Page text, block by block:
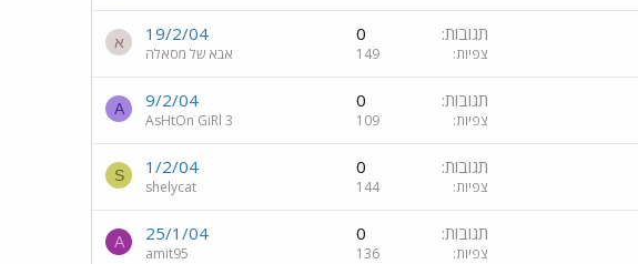
תגובות 0
צפיות 149
19/2/04
אבא של מסאלה
א
תגובות 0
צפיות 109
9/2/04
AsHtOn GiRl 3
A
תגובות 0
צפיות 144
1/2/04
shelycat
S
תגובות 0
צפיות 136
25/1/04
amit95
A